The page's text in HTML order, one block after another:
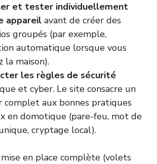
et tester individuellement
appareil avant de créer des
groupés (par exemple,
automatique lorsque vous
la maison).
les règles de sécurité
et cyber. Le site consacre un
complet aux bonnes pratiques
en domotique (pare-feu, mot de
cryptage local).
en place complète (volets